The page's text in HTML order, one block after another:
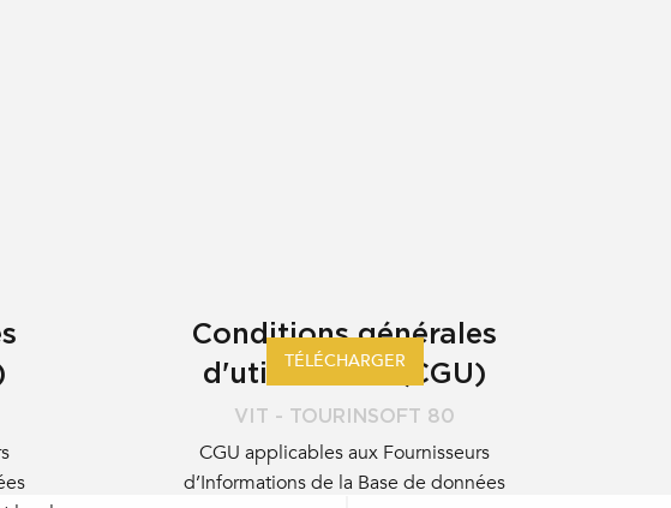
Conditions générales
d'utilisations (CGU)
VIT - TOURINSOFT 80
CGU applicables aux Fournisseurs
d’Informations de la Base de données
TÉLÉCHARGER